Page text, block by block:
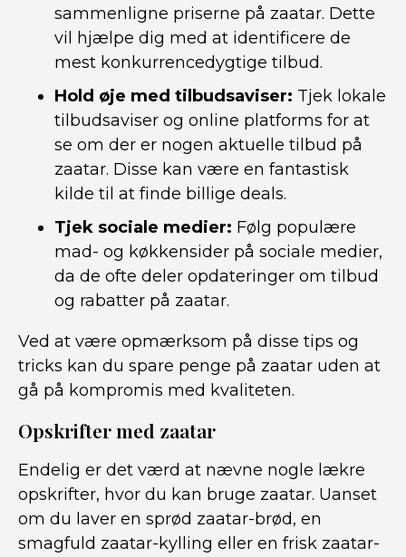
sammenligne priserne på zaatar. Dette
vil hjælpe dig med at identificere de
mest konkurrencedygtige tilbud.
Hold øje med tilbudsaviser: Tjek lokale
tilbudsaviser og online platforms for at
se om der er nogen aktuelle tilbud på
zaatar. Disse kan være en fantastisk
kilde til at finde billige deals.
Tjek sociale medier: Følg populære
mad- og køkkensider på sociale medier,
da de ofte deler opdateringer om tilbud
og rabatter på zaatar.
Ved at være opmærksom på disse tips og
tricks kan du spare penge på zaatar uden at
gå på kompromis med kvaliteten.
Opskrifter med zaatar
Endelig er det værd at nævne nogle lækre
opskrifter, hvor du kan bruge zaatar. Uanset
om du laver en sprød zaatar-brød, en
smagfuld zaatar-kylling eller en frisk zaatar-